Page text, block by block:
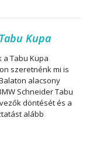
Kupa
Tabu Kupa
szeretnénk mi is
alacsony
Schneider Tabu
döntését és a
alább